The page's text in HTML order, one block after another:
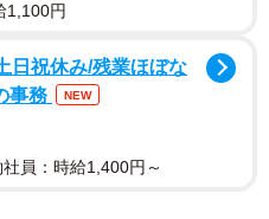
1,100円
日祝休み/残業ほぼな
事務
NEW
員：時給1,400円～